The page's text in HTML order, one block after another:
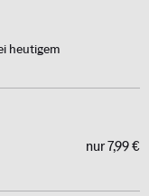
heutigem
nur 7,99 €